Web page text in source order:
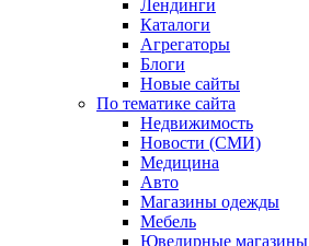
Лендинги
Каталоги
Агрегаторы
Блоги
Новые сайты
По тематике сайта
Недвижимость
Новости (СМИ)
Медицина
Авто
Магазины одежды
Мебель
Ювелирные магазины